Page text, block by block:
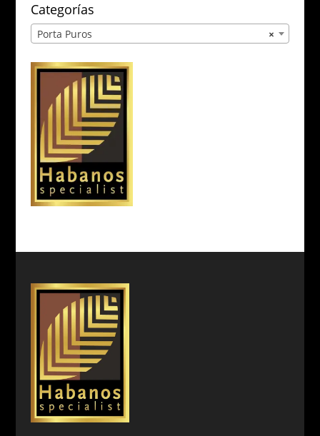
Categorías
×
Porta Puros